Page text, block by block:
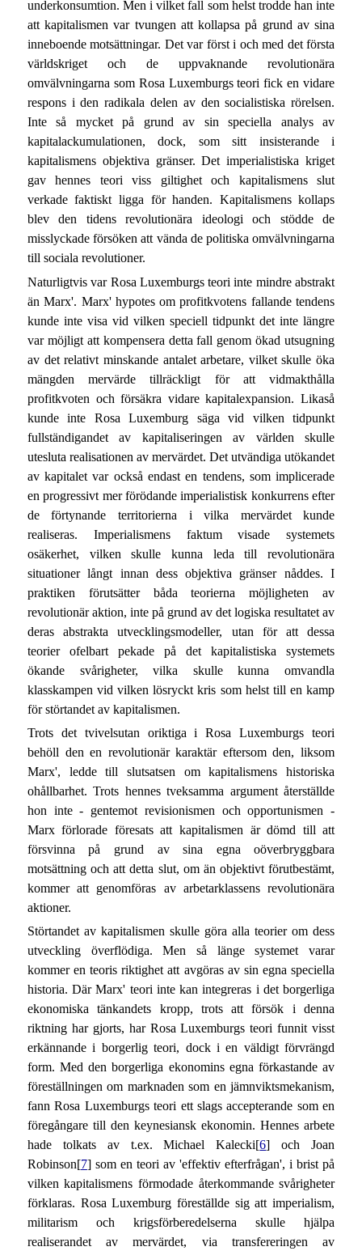
underkonsumtion. Men i vilket fall som helst trodde han inte
att kapitalismen var tvungen att kollapsa på grund av sina
inneboende motsättningar. Det var först i och med det första
världskriget och de uppvaknande revolutionära
omvälvningarna som Rosa Luxemburgs teori fick en vidare
respons i den radikala delen av den socialistiska rörelsen.
Inte så mycket på grund av sin speciella analys av
kapitalackumulationen, dock, som sitt insisterande i
kapitalismens objektiva gränser. Det imperialistiska kriget
gav hennes teori viss giltighet och kapitalismens slut
verkade faktiskt ligga för handen. Kapitalismens kollaps
blev den tidens revolutionära ideologi och stödde de
misslyckade försöken att vända de politiska omvälvningarna
till sociala revolutioner.
Naturligtvis var Rosa Luxemburgs teori inte mindre abstrakt
än Marx'. Marx' hypotes om profitkvotens fallande tendens
kunde inte visa vid vilken speciell tidpunkt det inte längre
var möjligt att kompensera detta fall genom ökad utsugning
av det relativt minskande antalet arbetare, vilket skulle öka
mängden mervärde tillräckligt för att vidmakthålla
profitkvoten och försäkra vidare kapitalexpansion. Likaså
kunde inte Rosa Luxemburg säga vid vilken tidpunkt
fullständigandet av kapitaliseringen av världen skulle
utesluta realisationen av mervärdet. Det utvändiga utökandet
av kapitalet var också endast en tendens, som implicerade
en progressivt mer förödande imperialistisk konkurrens efter
de förtynande territorierna i vilka mervärdet kunde
realiseras. Imperialismens faktum visade systemets
osäkerhet, vilken skulle kunna leda till revolutionära
situationer långt innan dess objektiva gränser nåddes. I
praktiken förutsätter båda teorierna möjligheten av
revolutionär aktion, inte på grund av det logiska resultatet av
deras abstrakta utvecklingsmodeller, utan för att dessa
teorier ofelbart pekade på det kapitalistiska systemets
ökande svårigheter, vilka skulle kunna omvandla
klasskampen vid vilken lösryckt kris som helst till en kamp
för störtandet av kapitalismen.
Trots det tvivelsutan oriktiga i Rosa Luxemburgs teori
behöll den en revolutionär karaktär eftersom den, liksom
Marx', ledde till slutsatsen om kapitalismens historiska
ohållbarhet. Trots hennes tveksamma argument återställde
hon inte - gentemot revisionismen och opportunismen -
Marx förlorade föresats att kapitalismen är dömd till att
försvinna på grund av sina egna oöverbryggbara
motsättning och att detta slut, om än objektivt förutbestämt,
kommer att genomföras av arbetarklassens revolutionära
aktioner.
Störtandet av kapitalismen skulle göra alla teorier om dess
utveckling överflödiga. Men så länge systemet varar
kommer en teoris riktighet att avgöras av sin egna speciella
historia. Där Marx' teori inte kan integreras i det borgerliga
ekonomiska tänkandets kropp, trots att försök i denna
riktning har gjorts, har Rosa Luxemburgs teori funnit visst
erkännande i borgerlig teori, dock i en väldigt förvrängd
form. Med den borgerliga ekonomins egna förkastande av
föreställningen om marknaden som en jämnviktsmekanism,
fann Rosa Luxemburgs teori ett slags accepterande som en
föregångare till den keynesiansk ekonomin. Hennes arbete
hade tolkats av t.ex. Michael Kalecki[6] och Joan
Robinson[7] som en teori av 'effektiv efterfrågan', i brist på
vilken kapitalismens förmodade återkommande svårigheter
förklaras. Rosa Luxemburg föreställde sig att imperialism,
militarism och krigsförberedelserna skulle hjälpa
realiserandet av mervärdet, via transfereringen av